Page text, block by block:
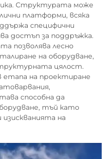
Структурата може
платформи, всяка
специфични
достъп за поддръжка.
позволява лесно
на оборудване,
цялост.
етапа на проектиране
способна да
тъй като
на